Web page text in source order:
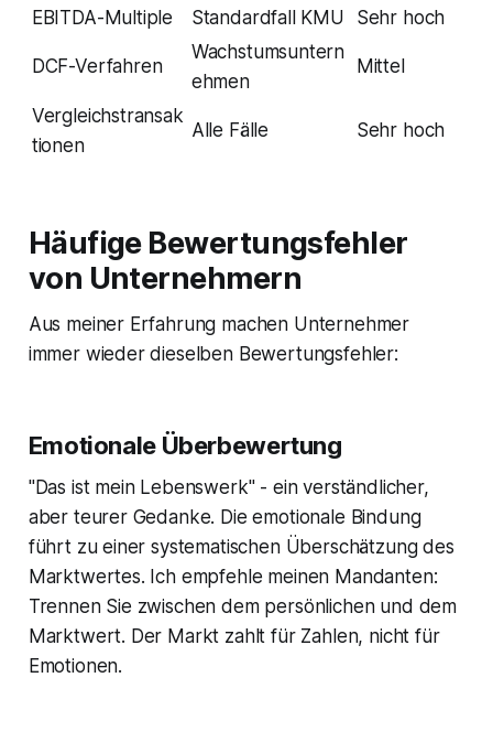
EBITDA-Multiple
Standardfall KMU Sehr hoch
DCF-Verfahren
Wachstumsuntern
ehmen
Mittel
Vergleichstransak
tionen
Alle Fälle Sehr hoch
Häufige Bewertungsfehler
von Unternehmern
Aus meiner Erfahrung machen Unternehmer
immer wieder dieselben Bewertungsfehler:
Emotionale Überbewertung
"Das ist mein Lebenswerk" - ein verständlicher,
aber teurer Gedanke. Die emotionale Bindung
führt zu einer systematischen Überschätzung des
Marktwertes. Ich empfehle meinen Mandanten:
Trennen Sie zwischen dem persönlichen und dem
Marktwert. Der Markt zahlt für Zahlen, nicht für
Emotionen.